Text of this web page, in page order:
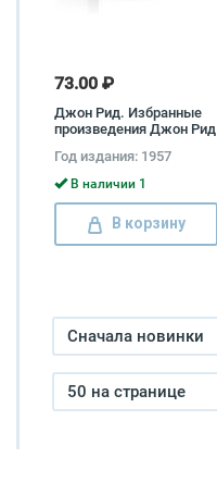
73.00 ₽
Джон Рид. Избранные
произведения Джон Рид
Год издания: 1957
В наличии 1
В корзину
Сначала новинки
50 на странице